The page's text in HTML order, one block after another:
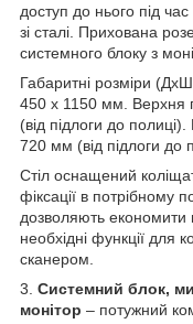
доступ до нього під
зі сталі. Прихована
системного блоку з
Габаритні розміри
450 x 1150 мм. Верхня
(від підлоги до
720 мм (від підлоги до
Стіл оснащений
фіксації в потрібному
дозволяють економити
необхідні функції
сканером.
3. Системний блок,
монітор – потужний